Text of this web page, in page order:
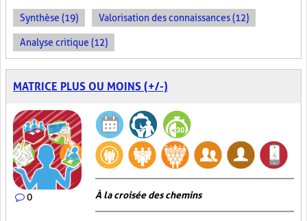
Synthèse (19) Valorisation des connaissances (12)
Analyse critique (12)
MATRICE PLUS OU MOINS (+/-)
0 À la croisée des chemins